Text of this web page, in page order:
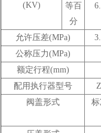
(KV)
等百
分
允许压差(MPa)
公称压力(MPa)
额定行程(mm)
配用执行器型号
阀盖形式